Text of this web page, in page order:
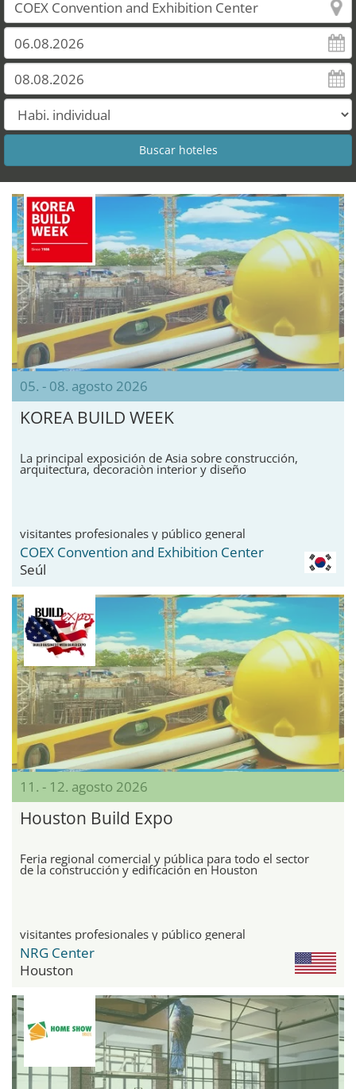
05. - 08. agosto 2026
KOREA BUILD WEEK
La principal exposición de Asia sobre construcción,
arquitectura, decoraciòn interior y diseño
visitantes profesionales y público general
COEX Convention and Exhibition Center
Seúl
11. - 12. agosto 2026
Houston Build Expo
Feria regional comercial y pública para todo el sector
de la construcción y edificación en Houston
visitantes profesionales y público general
NRG Center
Houston